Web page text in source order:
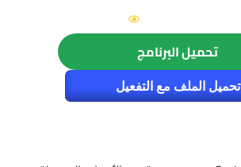
تحميل البرنامج
تحميل الملف مع التفعيل